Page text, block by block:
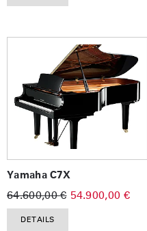
Yamaha C7X
64.600,00 € 54.900,00 €
DETAILS